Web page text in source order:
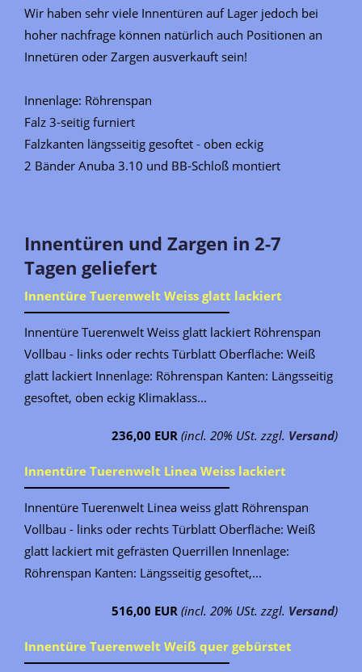
Wir haben sehr viele Innentüren auf Lager jedoch bei
hoher nachfrage können natürlich auch Positionen an
Innetüren oder Zargen ausverkauft sein!
Innenlage: Röhrenspan
Falz 3-seitig furniert
Falzkanten längsseitig gesoftet - oben eckig
2 Bänder Anuba 3.10 und BB-Schloß montiert
Innentüren und Zargen in 2-7
Tagen geliefert
Innentüre Tuerenwelt Weiss glatt lackiert
Innentüre Tuerenwelt Weiss glatt lackiert Röhrenspan
Vollbau - links oder rechts Türblatt Oberfläche: Weiß
glatt lackiert Innenlage: Röhrenspan Kanten: Längsseitig
gesoftet, oben eckig Klimaklass...
236,00 EUR (incl. 20% USt. zzgl. Versand)
Innentüre Tuerenwelt Linea Weiss lackiert
Innentüre Tuerenwelt Linea weiss glatt Röhrenspan
Vollbau - links oder rechts Türblatt Oberfläche: Weiß
glatt lackiert mit gefrästen Querrillen Innenlage:
Röhrenspan Kanten: Längsseitig gesoftet,...
516,00 EUR (incl. 20% USt. zzgl. Versand)
Innentüre Tuerenwelt Weiß quer gebürstet